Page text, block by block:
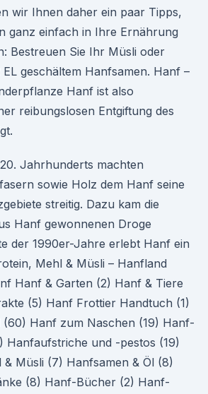
wir Ihnen daher ein paar Tipps,
ganz einfach in Ihre Ernährung
Bestreuen Sie Ihr Müsli oder
geschältem Hanfsamen. Hanf –
Hanf ist also
reibungslosen Entgiftung des
Jahrhunderts machten
sowie Holz dem Hanf seine
streitig. Dazu kam die
Hanf gewonnenen Droge
der 1990er-Jahre erlebt Hanf ein
Mehl & Müsli – Hanfland
Hanf & Garten (2) Hanf & Tiere
(5) Hanf Frottier Handtuch (1)
(60) Hanf zum Naschen (19) Hanf-
Hanfaufstriche und -pestos (19)
Müsli (7) Hanfsamen & Öl (8)
(8) Hanf-Bücher (2) Hanf-